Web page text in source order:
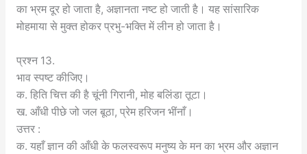
का भ्रम दूर हो जाता है, अज्ञानता नष्ट हो जाती है। यह सांसारिक
मोहमाया से मुक्त होकर प्रभु-भक्ति में लीन हो जाता है।
प्रश्न 13.
भाव स्पष्ट कीजिए।
क. हिति चित्त की है चूंनी गिरानी, मोह बलिंडा तूटा।
ख. आँधी पीछे जो जल बूठा, प्रेम हरिजन भींनाँ।
उत्तर :
क. यहाँ ज्ञान की आँधी के फलस्वरूप मनुष्य के मन का भ्रम और अज्ञान